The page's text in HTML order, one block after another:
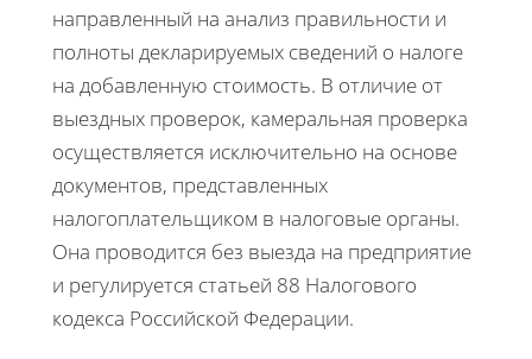
направленный на анализ правильности и
полноты декларируемых сведений о налоге
на добавленную стоимость. В отличие от
выездных проверок, камеральная проверка
осуществляется исключительно на основе
документов, представленных
налогоплательщиком в налоговые органы.
Она проводится без выезда на предприятие
и регулируется статьей 88 Налогового
кодекса Российской Федерации.